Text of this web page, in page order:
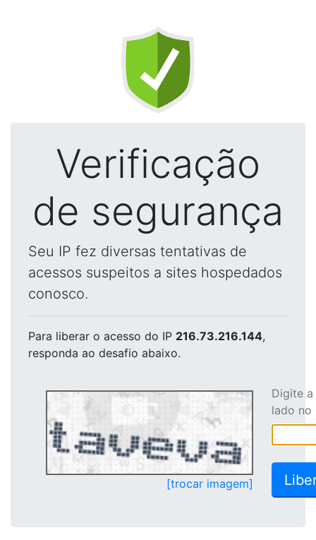
Verificação
de segurança
Seu IP fez diversas tentativas de
acessos suspeitos a sites hospedados
conosco.
Para liberar o acesso do IP 216.73.216.144,
responda ao desafio abaixo.
[trocar imagem]
Digite
lado no